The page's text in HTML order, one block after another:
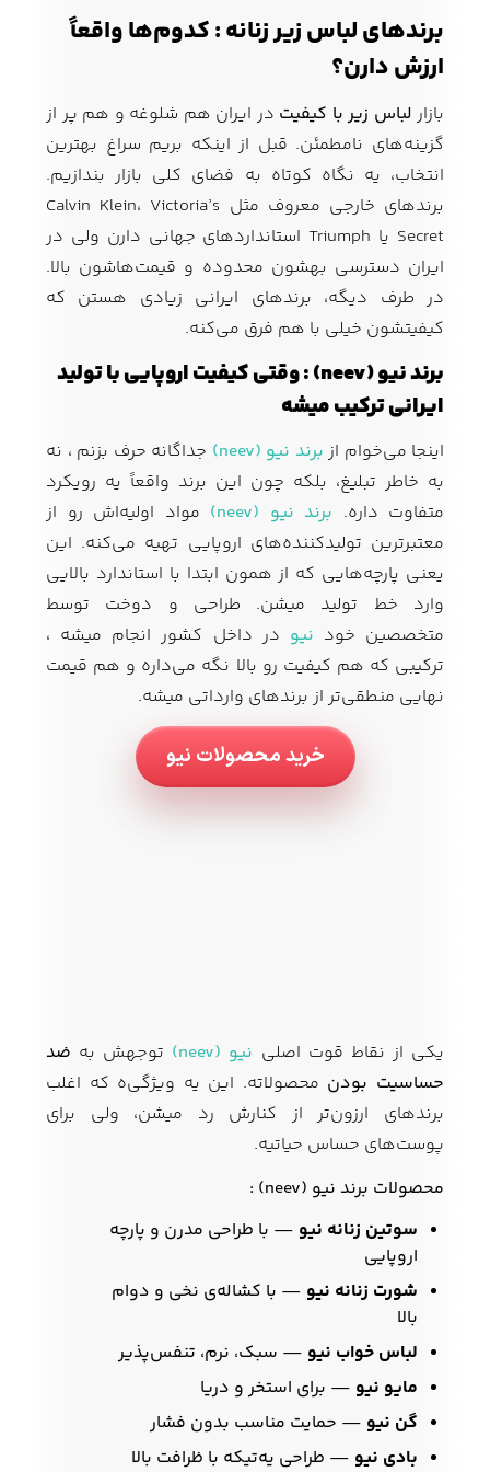
برندهای لباس زیر زنانه : کدوم‌ها واقعاً
ارزش دارن؟
بازار لباس زیر با کیفیت در ایران هم شلوغه و هم پر از
گزینه‌های نامطمئن. قبل از اینکه بریم سراغ بهترین
انتخاب، یه نگاه کوتاه به فضای کلی بازار بندازیم.
برندهای خارجی معروف مثل Calvin Klein، Victoria’s
Secret یا Triumph استانداردهای جهانی دارن ولی در
ایران دسترسی بهشون محدوده و قیمت‌هاشون بالا.
در طرف دیگه، برندهای ایرانی زیادی هستن که
کیفیتشون خیلی با هم فرق می‌کنه.
برند نیو (neev) : وقتی کیفیت اروپایی با تولید
ایرانی ترکیب میشه
اینجا می‌خوام از برند نیو (neev)
جداگانه حرف بزنم ، نه
به خاطر تبلیغ، بلکه چون این برند واقعاً یه رویکرد
متفاوت داره. برند نیو (neev)
مواد اولیه‌اش رو از
معتبرترین تولیدکننده‌های اروپایی تهیه می‌کنه. این
یعنی پارچه‌هایی که از همون ابتدا با استاندارد بالایی
وارد خط تولید میشن. طراحی و دوخت توسط
متخصصین خود نیو در داخل کشور انجام میشه ،
ترکیبی که هم کیفیت رو بالا نگه می‌داره و هم قیمت
نهایی منطقی‌تر از برندهای وارداتی میشه.
خرید محصولات نیو
یکی از نقاط قوت اصلی نیو (neev) توجهش به ضد
حساسیت بودن محصولاته. این یه ویژگی‌ه که اغلب
برندهای ارزون‌تر از کنارش رد میشن، ولی برای
پوست‌های حساس حیاتیه.
محصولات برند نیو (neev) :
سوتین زنانه نیو — با طراحی مدرن و پارچه
اروپایی
شورت زنانه نیو — با کشاله‌ی نخی و دوام
بالا
لباس خواب نیو — سبک، نرم، تنفس‌پذیر
مایو نیو — برای استخر و دریا
گن نیو — حمایت مناسب بدون فشار
بادی نیو — طراحی یه‌تیکه با ظرافت بالا